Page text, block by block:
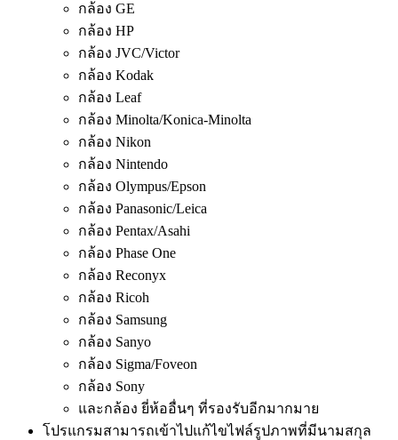
กล้อง GE
กล้อง HP
กล้อง JVC/Victor
กล้อง Kodak
กล้อง Leaf
กล้อง Minolta/Konica-Minolta
กล้อง Nikon
กล้อง Nintendo
กล้อง Olympus/Epson
กล้อง Panasonic/Leica
กล้อง Pentax/Asahi
กล้อง Phase One
กล้อง Reconyx
กล้อง Ricoh
กล้อง Samsung
กล้อง Sanyo
กล้อง Sigma/Foveon
กล้อง Sony
และกล้อง ยี่ห้ออื่นๆ ที่รองรับอีกมากมาย
โปรแกรมสามารถเข้าไปแก้ไขไฟล์รูปภาพที่มีนามสกุล